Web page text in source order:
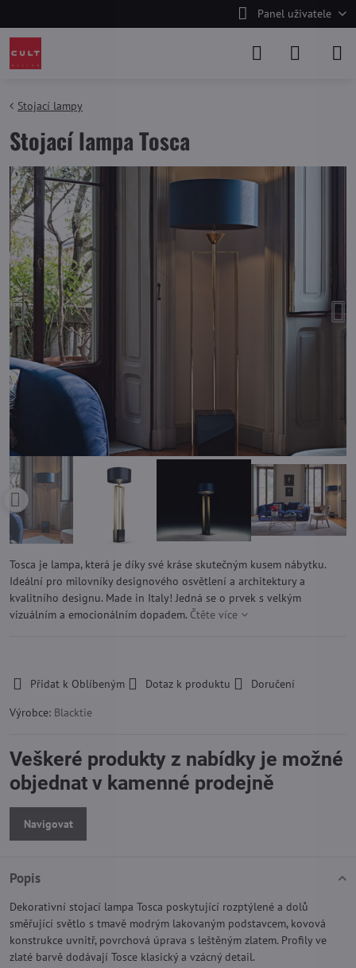
Panel uživatele
Stojací lampy
Stojací lampa Tosca
Tosca je lampa, která je díky své kráse skutečným kusem nábytku.
Ideální pro milovníky designového osvětlení a architektury a
kvalitního designu. Made in Italy! Jedná se o prvek s velkým
vizuálním a emocionálním dopadem. Čtěte více
Přidat k Oblíbeným
Dotaz k produktu
Doručení
Výrobce: Blacktie
Veškeré produkty z nabídky je možné
objednat v kamenné prodejně
Navigovat
Popis
Dekorativní stojací lampa Tosca poskytující rozptýlené a dolů
směřující světlo s tmavě modrým lakovaným podstavcem, kovová
konstrukce uvnitř, povrchová úprava s leštěným zlatem. Profily ve
zlaté barvě dodávají Tosce klasický a vzácný detail.